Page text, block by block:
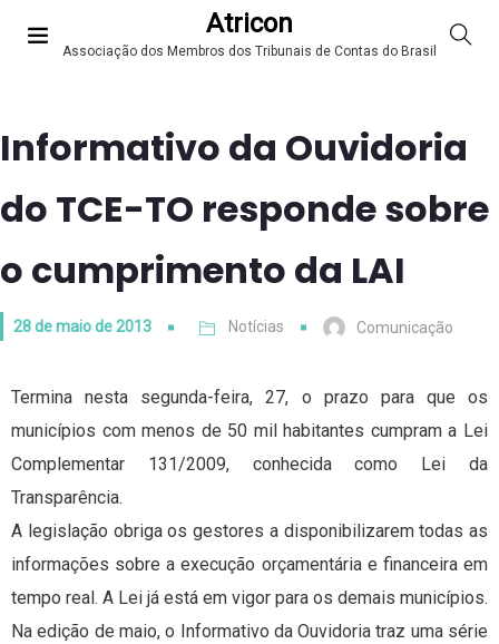
Atricon
Associação dos Membros dos Tribunais de Contas do Brasil
Informativo da Ouvidoria
do TCE-TO responde sobre
o cumprimento da LAI
28 de maio de 2013 Notícias Comunicação
Termina nesta segunda-feira, 27, o prazo para que os
municípios com menos de 50 mil habitantes cumpram a Lei
Complementar 131/2009, conhecida como Lei da
Transparência.
A legislação obriga os gestores a disponibilizarem todas as
informações sobre a execução orçamentária e financeira em
tempo real. A Lei já está em vigor para os demais municípios.
Na edição de maio, o Informativo da Ouvidoria traz uma série